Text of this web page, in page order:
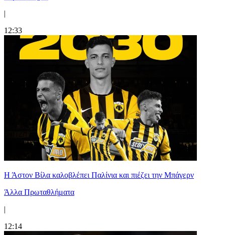
|
12:33
Η Άστον Βίλα καλοβλέπει Παλίνια και πιέζει την Μπάγερν
Άλλα Πρωταθλήματα
|
12:14